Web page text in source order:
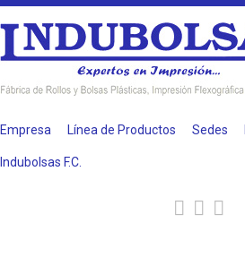
Empresa Línea de Productos Sedes
Indubolsas F.C.